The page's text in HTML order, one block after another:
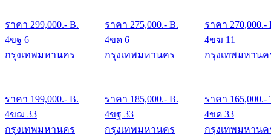
ราคา 299,000.- B. ราคา 275,000.- B. ราคา 270,000.-
4ขฐ 6
กรุงเทพมหานคร
ราคา 199,000.- B.
4ขด 6
กรุงเทพมหานคร
ราคา 185,000.- B.
4ขฆ 11
กรุงเทพมหานค
ราคา 165,000.-
4ขฌ 33
กรุงเทพมหานคร
4ขฐ 33
กรุงเทพมหานคร
4ขด 33
กรุงเทพมหานค